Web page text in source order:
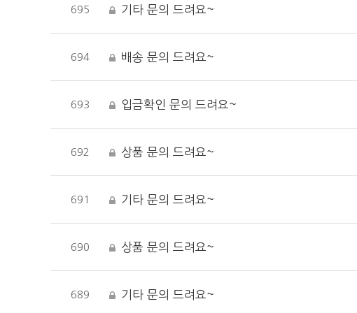
695 기타 문의 드려요~
694 배송 문의 드려요~
693 입금확인 문의 드려요~
692 상품 문의 드려요~
691 기타 문의 드려요~
690 상품 문의 드려요~
689 기타 문의 드려요~